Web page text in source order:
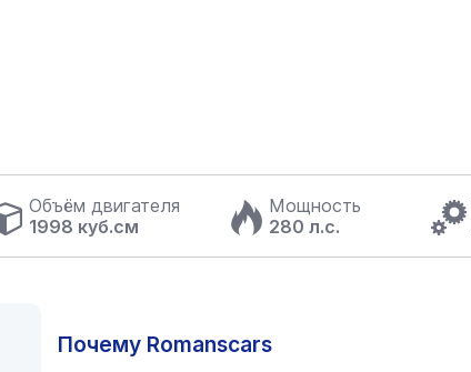
Объём двигателя
1998 куб.см
Мощность
280 л.с.
Почему Romanscars